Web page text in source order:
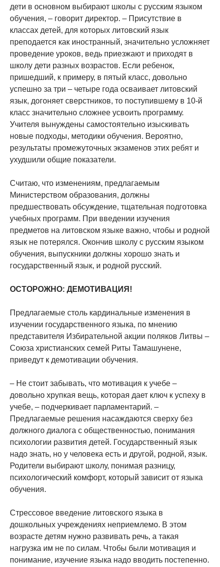
дети в основном выбирают школы с русским языком
обучения, – говорит директор. – Присутствие в
классах детей, для которых литовский язык
преподается как иностранный, значительно усложняет
проведение уроков, ведь приезжают и приходят в
школу дети разных возрастов. Если ребенок,
пришедший, к примеру, в пятый класс, довольно
успешно за три – четыре года осваивает литовский
язык, догоняет сверстников, то поступившему в 10-й
класс значительно сложнее усвоить программу.
Учителя вынуждены самостоятельно изыскивать
новые подходы, методики обучения. Вероятно,
результаты промежуточных экзаменов этих ребят и
ухудшили общие показатели.
Считаю, что изменениям, предлагаемым
Министерством образования, должны
предшествовать обсуждение, тщательная подготовка
учебных программ. При введении изучения
предметов на литовском языке важно, чтобы и родной
язык не потерялся. Окончив школу с русским языком
обучения, выпускники должны хорошо знать и
государственный язык, и родной русский.
ОСТОРОЖНО: ДЕМОТИВАЦИЯ!
Предлагаемые столь кардинальные изменения в
изучении государственного языка, по мнению
представителя Избирательной акции поляков Литвы –
Союза христианских семей Риты Тамашунене,
приведут к демотивации обучения.
– Не стоит забывать, что мотивация к учебе –
довольно хрупкая вещь, которая дает ключ к успеху в
учебе, – подчеркивает парламентарий. –
Предлагаемые решения насаждаются сверху без
должного диалога с общественностью, понимания
психологии развития детей. Государственный язык
надо знать, но у человека есть и другой, родной, язык.
Родители выбирают школу, понимая разницу,
психологический комфорт, который зависит от языка
обучения.
Стрессовое введение литовского языка в
дошкольных учреждениях неприемлемо. В этом
возрасте детям нужно развивать речь, а такая
нагрузка им не по силам. Чтобы были мотивация и
понимание, изучение языка надо вводить постепенно.